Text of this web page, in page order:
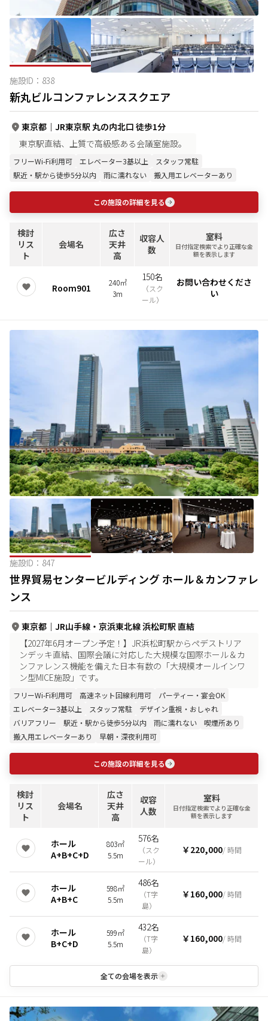
施設ID： 838
新丸ビルコンファレンススクエア
東京都 ｜ JR東京駅 丸の内北口 徒歩1分
東京駅直結、上質で高級感ある会議室施設。
フリーWi-Fi利用可 エレベーター3基以上
スタッフ常駐
駅近・駅から徒歩5分以内
雨に濡れない 搬入用エレベーターあり
この施設の詳細を見る
検討
リス
ト
会場名
広さ
天井
高
収容人
数
室料
日付指定検索でより正確な金
額を表示します
Room901
240㎡
3m
150名
（スク
ール）
お問い合わせくださ
い
施設ID： 847
世界貿易センタービルディング ホール＆カンファレ
ンス
東京都 ｜ JR山手線・京浜東北線 浜松町駅 直結
【2027年6月オープン予定！】JR浜松町駅からペデストリア
ンデッキ直結、国際会議に対応した大規模な国際ホール＆カ
ンファレンス機能を備えた日本有数の「大規模オールインワ
ン型MICE施設」です。
フリーWi-Fi利用可 高速ネット回線利用可
パーティー・宴会OK
エレベーター3基以上
スタッフ常駐
デザイン重視・おしゃれ
バリアフリー
駅近・駅から徒歩5分以内 雨に濡れない
喫煙所あり
搬入用エレベーターあり
早朝・深夜利用可
この施設の詳細を見る
検討
リス
ト
会場名
広さ
天井
高
収容
人数
室料
日付指定検索でより正確な金
額を表示します
ホール
A+B+C+D
803㎡
5.5m
576名
（スク
ール）
￥220,000/ 時間
ホール
A+B+C
598㎡
5.5m
486名
（T字
島）
￥160,000/ 時間
ホール
B+C+D
599㎡
5.5m
432名
（T字
島）
￥160,000/ 時間
全ての会場を表示